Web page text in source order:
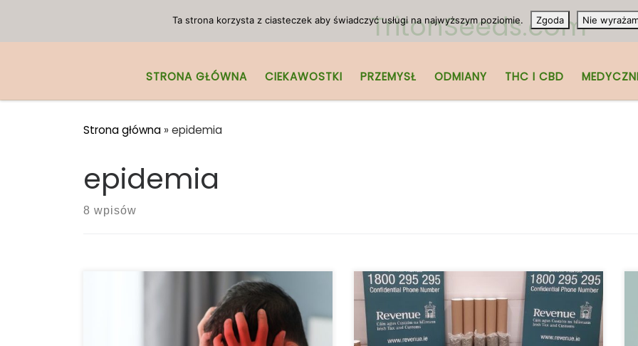
TritonSeeds.com
STRONA GŁÓWNA CIEKAWOSTKI PRZEMYSŁ ODMIANY THC I CBD
Strona główna » epidemia
epidemia
8 wpisów
Koronawirus w tajemniczy sposób atakuje
mózg. Wiele miesięcy po wybuchu
pandemii COVID-19 naukowcy wciąż
Urząd skarbowy odkrył 40kg pąków
marihuany o wartości 800,000 Euro w
jednym z magazynów pocztowych w
Ta strona korzysta z ciasteczek aby świadczyć usługi na najwyższym poziomie. Zgoda Nie